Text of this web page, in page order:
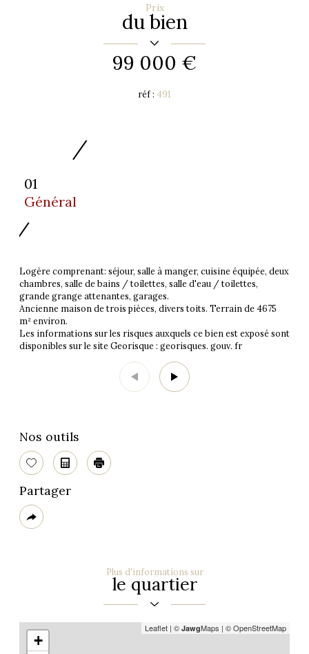
Prix
du bien
99 000 €
réf : 491
01
Général
Logère comprenant: séjour, salle à manger, cuisine équipée, deux
chambres, salle de bains / toilettes, salle d'eau / toilettes,
grande grange attenantes, garages.
Ancienne maison de trois pièces, divers toits. Terrain de 4675
m² environ.
Les informations sur les risques auxquels ce bien est exposé sont
disponibles sur le site Georisque : georisques. gouv. fr
Nos outils
SélectionnerCalculatriceImprimer
Partager
Plus
de
Plus d'informations sur
le quartier
+
Leaflet | © JawgMaps | © OpenStreetMap